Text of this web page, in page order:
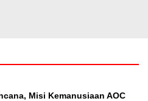
Misi Kemanusiaan AOC